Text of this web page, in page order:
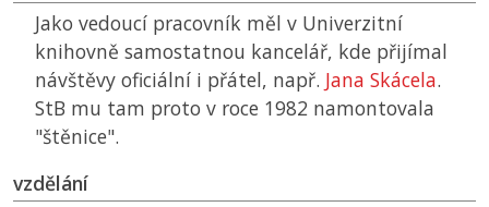
Jako vedoucí pracovník měl v Univerzitní
knihovně samostatnou kancelář, kde přijímal
návštěvy oficiální i přátel, např. Jana Skácela.
StB mu tam proto v roce 1982 namontovala
"štěnice".
vzdělání